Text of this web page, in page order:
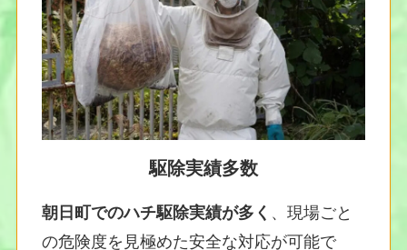
駆除実績多数
朝日町でのハチ駆除実績が多く 、現場ごと
の危険度を見極めた安全な対応が可能で